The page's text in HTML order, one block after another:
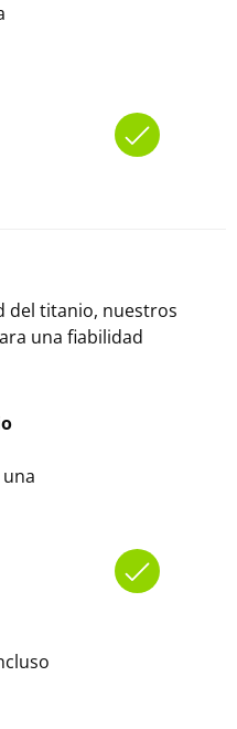
del titanio, nuestros
una fiabilidad